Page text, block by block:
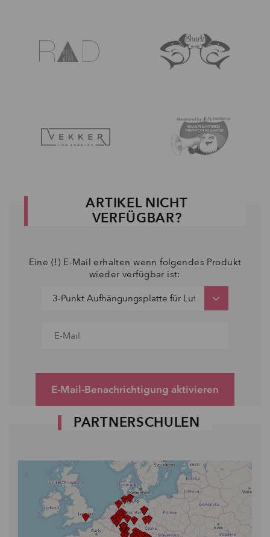
ARTIKEL NICHT
VERFÜGBAR?
Eine (!) E-Mail erhalten wenn folgendes Produkt
wieder verfügbar ist:
E-Mail-Benachrichtigung aktivieren
PARTNERSCHULEN